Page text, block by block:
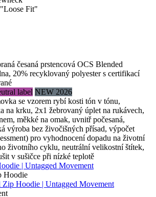
Fit"
česaná prstencová OCS Blended
20% recyklovaný polyester s certifikací
label NEW 2026
se vzorem rybí kosti tón v tónu,
na krku, 2x1 žebrovaný úplet na rukávech,
měkké na omak, uvnitř počesaná,
výroba bez živočišných přísad, výpočet
pro vyhodnocení dopadu na životní
životního cyklu, neutrální velikostní štítek,
v sušičce při nízké teplotě
| Untagged Movement
Hoodie | Untagged Movement